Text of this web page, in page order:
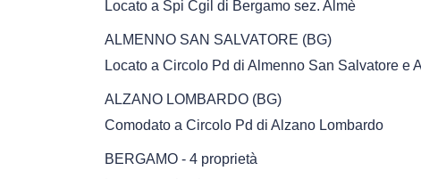
Locato a Spi Cgil di Bergamo sez. Almè
ALMENNO SAN SALVATORE (BG)
Locato a Circolo Pd di Almenno San Salvatore e
ALZANO LOMBARDO (BG)
Comodato a Circolo Pd di Alzano Lombardo
BERGAMO - 4 proprietà